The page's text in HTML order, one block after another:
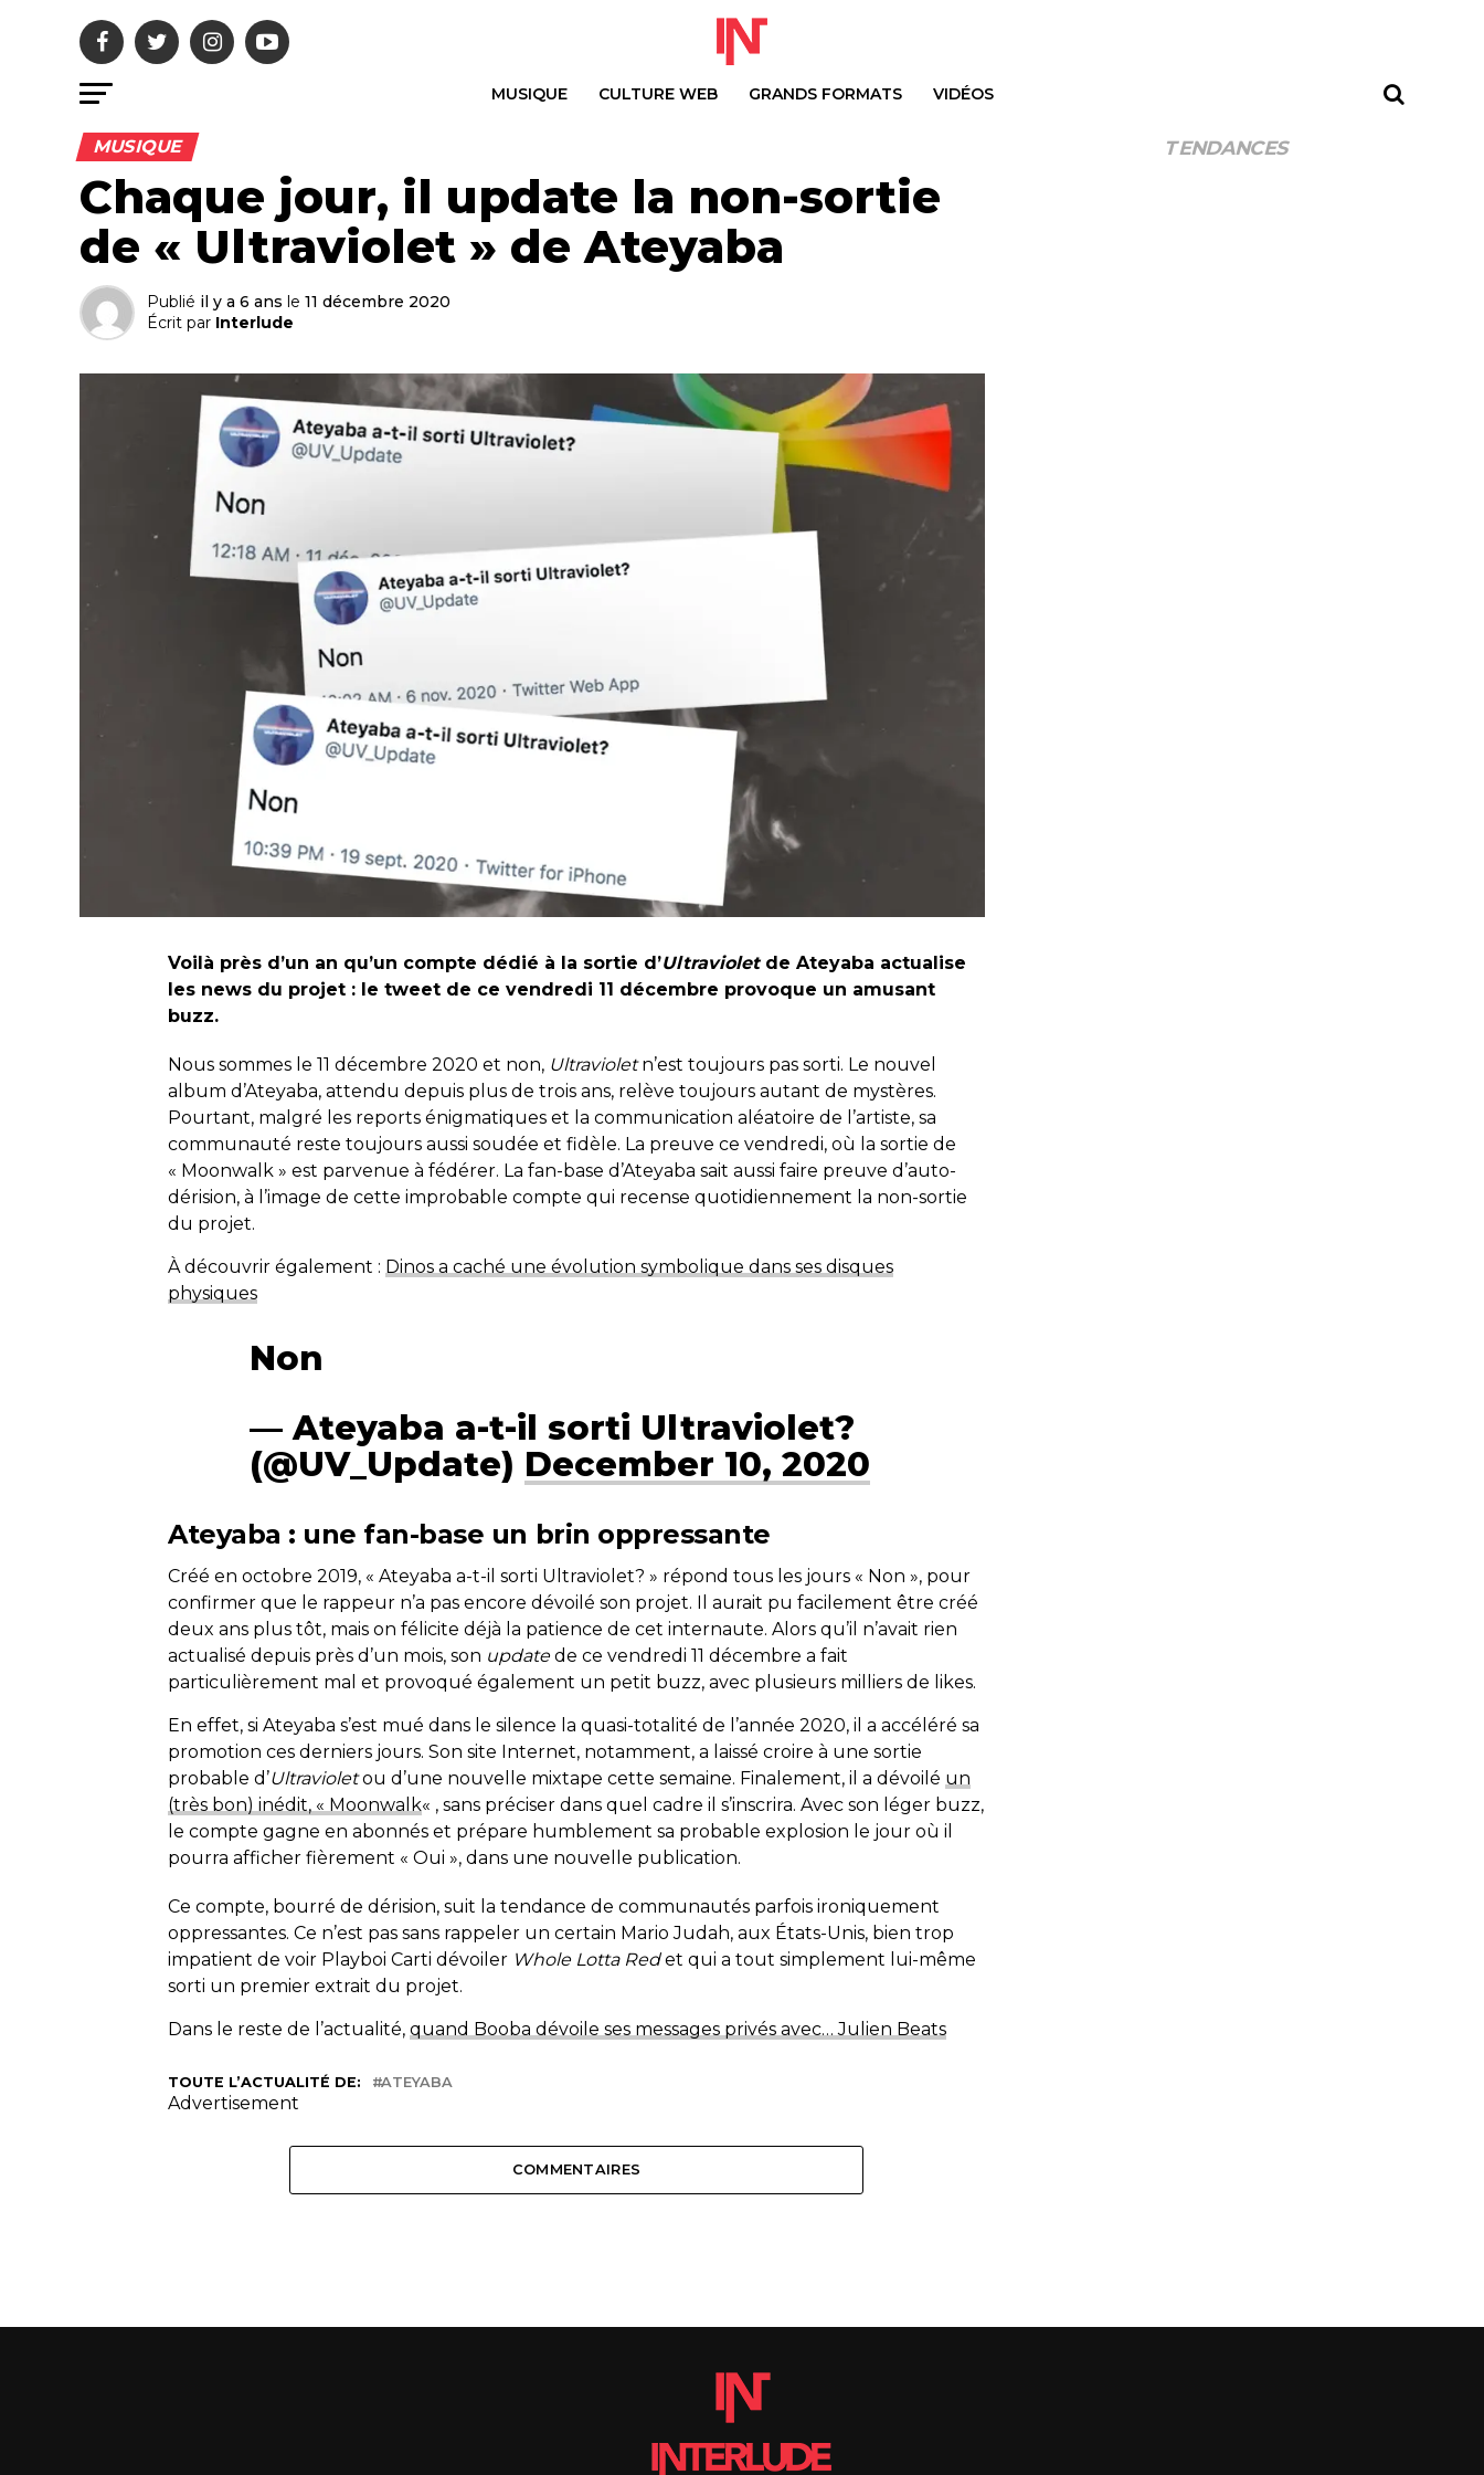
MUSIQUE CULTURE WEB GRANDS FORMATS VIDÉOS
MUSIQUE
Chaque jour, il update la non-sortie
de « Ultraviolet » de Ateyaba
Publié il y a 6 ans le 11 décembre 2020
Écrit par Interlude
Voilà près d’un an qu’un compte dédié à la sortie d’Ultraviolet de Ateyaba actualise
les news du projet : le tweet de ce vendredi 11 décembre provoque un amusant
buzz.
Nous sommes le 11 décembre 2020 et non, Ultravioletn’est toujours pas sorti. Le nouvel
album d’Ateyaba, attendu depuis plus de trois ans, relève toujours autant de mystères.
Pourtant, malgré les reports énigmatiques et la communication aléatoire de l’artiste, sa
communauté reste toujours aussi soudée et fidèle. La preuve ce vendredi, où la sortie de
« Moonwalk » est parvenue à fédérer. La fan-base d’Ateyaba sait aussi faire preuve d’auto-
dérision, à l’image de cette improbable compte qui recense quotidiennement la non-sortie
du projet.
À découvrir également : Dinos a caché une évolution symbolique dans ses disques
physiques
Non
— Ateyaba a-t-il sorti Ultraviolet?
(@UV_Update) December 10, 2020
Ateyaba : une fan-base un brin oppressante
Créé en octobre 2019, « Ateyaba a-t-il sorti Ultraviolet? » répond tous les jours « Non », pour
confirmer que le rappeur n’a pas encore dévoilé son projet. Il aurait pu facilement être créé
deux ans plus tôt, mais on félicite déjà la patience de cet internaute. Alors qu’il n’avait rien
actualisé depuis près d’un mois, son updatede ce vendredi 11 décembre a fait
particulièrement mal et provoqué également un petit buzz, avec plusieurs milliers de likes.
En effet, si Ateyaba s’est mué dans le silence la quasi-totalité de l’année 2020, il a accéléré sa
promotion ces derniers jours. Son site Internet, notamment, a laissé croire à une sortie
probable d’Ultravioletou d’une nouvelle mixtape cette semaine. Finalement, il a dévoilé un
(très bon) inédit, « Moonwalk« , sans préciser dans quel cadre il s’inscrira. Avec son léger buzz,
le compte gagne en abonnés et prépare humblement sa probable explosion le jour où il
pourra afficher fièrement « Oui », dans une nouvelle publication.
Ce compte, bourré de dérision, suit la tendance de communautés parfois ironiquement
oppressantes. Ce n’est pas sans rappeler un certain Mario Judah, aux États-Unis, bien trop
impatient de voir Playboi Carti dévoiler Whole Lotta Redet qui a tout simplement lui-même
sorti un premier extrait du projet.
Dans le reste de l’actualité, quand Booba dévoile ses messages privés avec… Julien Beats
TOUTE L’ACTUALITÉ DE: ATEYABA
Advertisement
COMMENTAIRES
TENDANCES